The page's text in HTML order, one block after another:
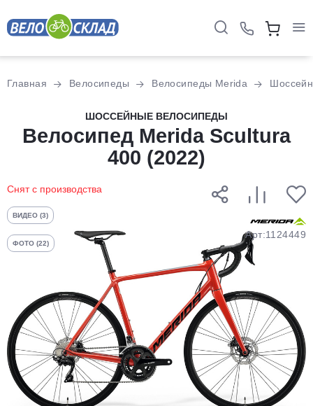
Главная Велосипеды Велосипеды Merida
ШОССЕЙНЫЕ ВЕЛОСИПЕДЫ
Велосипед Merida Scultura
400 (2022)
Снят с производства
ВИДЕО (3)
ФОТО (22)
Арт:1124449
Разбейте
оплатуна части
без переплат
График платежей
Добавляйте товары
в корзину
Оплачивайте сегодня только